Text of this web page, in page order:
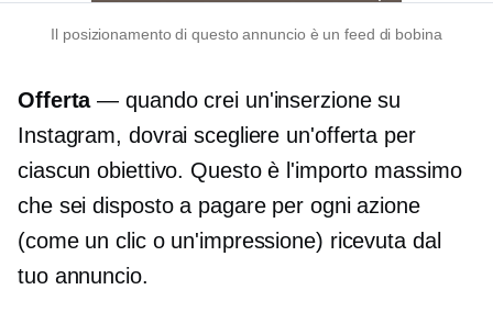
Il posizionamento di questo annuncio è un feed di bobina
Offerta— quando crei un'inserzione su
Instagram, dovrai scegliere un'offerta per
ciascun obiettivo. Questo è l'importo massimo
che sei disposto a pagare per ogni azione
(come un clic o un'impressione) ricevuta dal
tuo annuncio.